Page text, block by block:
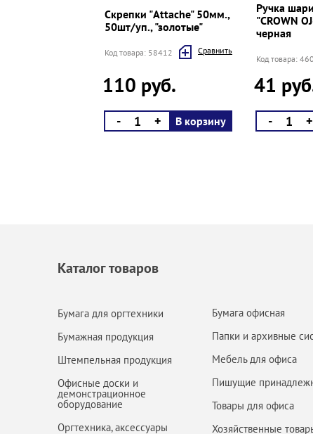
Скрепки "Attache" 50мм.,
50шт/уп., "золотые"
Код товара: 58412 Cравнить
110 руб.
- + В корзину
Ручка
"CROWN
черная
Код товара:
41
- +
Каталог товаров
Бумага для оргтехники
Бумажная продукция
Штемпельная продукция
Офисные доски и
демонстрационное
оборудование
Оргтехника, аксессуары
Бумага офисная
Папки и архивные
Мебель для офиса
Пишущие
Товары для офиса
Хозяйственные